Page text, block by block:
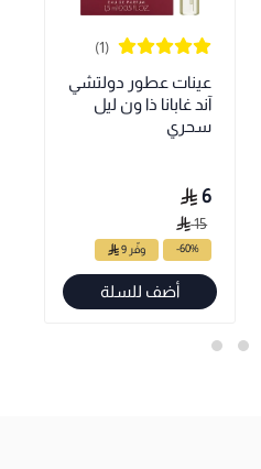
(1)
عينات عطور دولتشي
آند غابانا ذا ون ليل
سحري
6
15
-60% وفّر 9
أضف للسلة